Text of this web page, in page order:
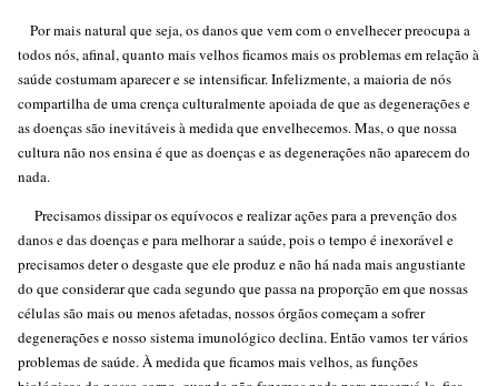
Por mais natural que seja, os danos que vem com o envelhecer preocupa a
todos nós, afinal, quanto mais velhos ficamos mais os problemas em relação à
saúde costumam aparecer e se intensificar. Infelizmente, a maioria de nós
compartilha de uma crença culturalmente apoiada de que as degenerações e
as doenças são inevitáveis ​​à medida que envelhecemos. Mas, o que nossa
cultura não nos ensina é que as doenças e as degenerações não aparecem do
nada.
Precisamos dissipar os equívocos e realizar ações para a prevenção dos
danos e das doenças e para melhorar a saúde, pois o tempo é inexorável e
precisamos deter o desgaste que ele produz e não há nada mais angustiante
do que considerar que cada segundo que passa na proporção em que nossas
células são mais ou menos afetadas, nossos órgãos começam a sofrer
degenerações e nosso sistema imunológico declina. Então vamos ter vários
problemas de saúde. À medida que ficamos mais velhos, as funções